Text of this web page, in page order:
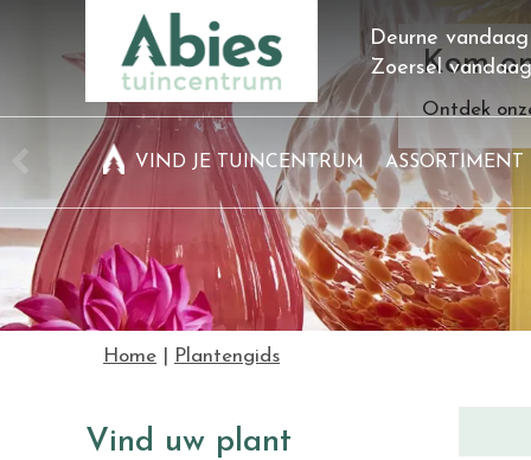
Kom
Ontdek
Home Plantengids
Deurne
Zoersel
VIND JE TUINCENTRUM ASSORTIMENT
Vind uw plant